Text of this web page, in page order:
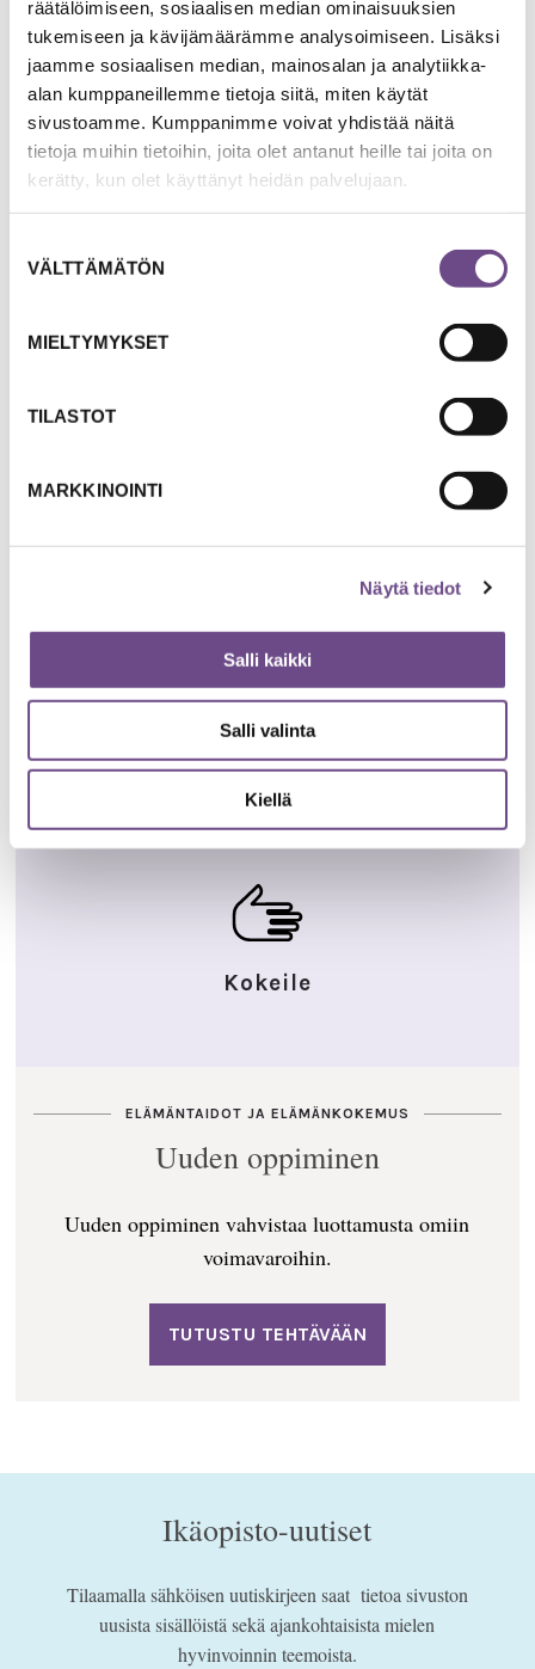
räätälöimiseen, sosiaalisen median ominaisuuksien
tukemiseen ja kävijämäärämme analysoimiseen. Lisäksi
jaamme sosiaalisen median, mainosalan ja analytiikka-
alan kumppaneillemme tietoja siitä, miten käytät
sivustoamme. Kumppanimme voivat yhdistää näitä
tietoja muihin tietoihin, joita olet antanut heille tai joita on
kerätty, kun olet käyttänyt heidän palvelujaan.
valinta
VÄLTTÄMÄTÖN
MIELTYMYKSET
TILASTOT
MARKKINOINTI
Näytä tiedot
Salli kaikki
Salli valinta
Kiellä
TUTUSTU TEHTÄVÄÄN
ELÄMÄNTAIDOT JA ELÄMÄNKOKEMUS
”Ilta on aamua viisaampi”
Etsi ja tunnista oma elämänohjeesi.
Kokeile
ELÄMÄNTAIDOT JA ELÄMÄNKOKEMUS
Uuden oppiminen
Uuden oppiminen vahvistaa luottamusta omiin
voimavaroihin.
TUTUSTU TEHTÄVÄÄN
Ikäopisto-uutiset
Tilaamalla sähköisen uutiskirjeen saat tietoa sivuston
uusista sisällöistä sekä ajankohtaisista mielen
hyvinvoinnin teemoista.